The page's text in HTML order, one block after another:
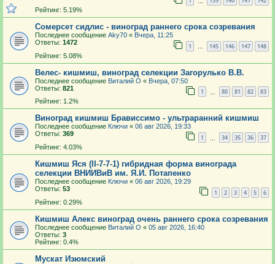
Рейтинг: 5.19%
Сомерсет сидлис - виноград раннего срока созревания
Последнее сообщение Aky70 « Вчера, 11:25
Ответы: 1472 1 … 145 146 147 148
Рейтинг: 5.08%
Велес- кишмиш, виноград селекции Загорулько В.В.
Последнее сообщение Виталий О « Вчера, 07:50
Ответы: 821 1 80 81 82 83
Рейтинг: 1.2%
Виноград кишмиш Брависсимо - ультраранний кишмиш
Последнее сообщение Ключи « 06 авг 2026, 19:33
Ответы: 369 1 34 35 36 37
Рейтинг: 4.03%
Кишмиш Яся (II-7-7-1) гибридная форма винограда
селекции ВНИИВиВ им. Я.И. Потапенко
Последнее сообщение Ключи « 06 авг 2026, 19:29
Ответы: 53 1 2 3 4 5 6
Рейтинг: 0.29%
Кишмиш Алекс виноград очень раннего срока созревания
Последнее сообщение Виталий О « 05 авг 2026, 16:40
Ответы: 3
Рейтинг: 0.4%
Мускат Изюмский